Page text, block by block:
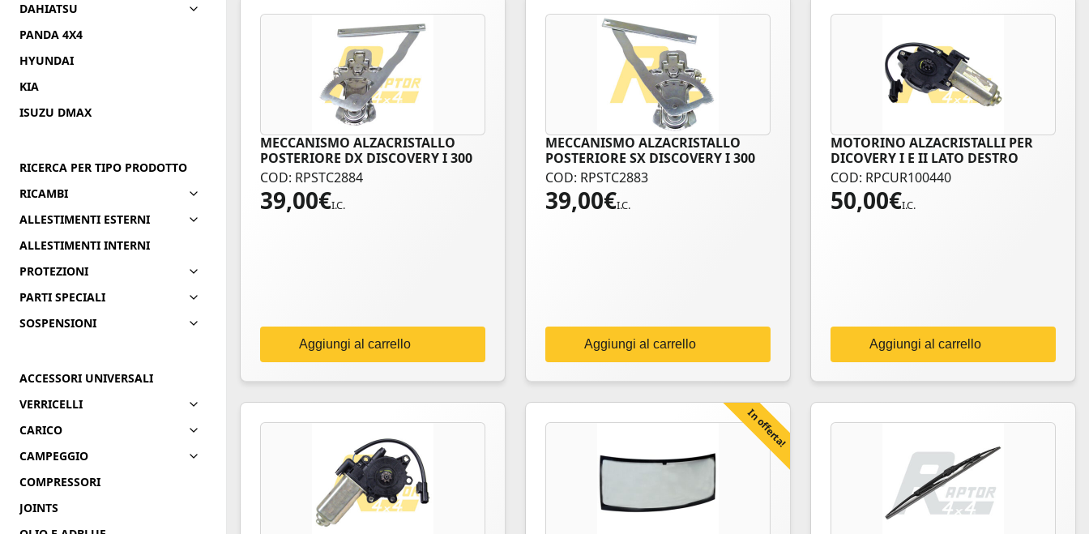
DAHIATSU
PANDA 4X4
HYUNDAI
KIA
ISUZU DMAX
RICERCA PER TIPO PRODOTTO
RICAMBI
ALLESTIMENTI ESTERNI
ALLESTIMENTI INTERNI
PROTEZIONI
PARTI SPECIALI
SOSPENSIONI
ACCESSORI UNIVERSALI
VERRICELLI
CARICO
CAMPEGGIO
COMPRESSORI
JOINTS
MECCANISMO ALZACRISTALLO
POSTERIORE DX DISCOVERY I 300
COD: RPSTC2884
39,00€I.C.
Aggiungi al carrello
MECCANISMO ALZACRISTALLO
POSTERIORE SX DISCOVERY I 300
COD: RPSTC2883
39,00€I.C.
Aggiungi al carrello
MOTORINO ALZACRISTALLI PER
DICOVERY I E II LATO DESTRO
COD: RPCUR100440
50,00€I.C.
Aggiungi al carrello
In offerta!